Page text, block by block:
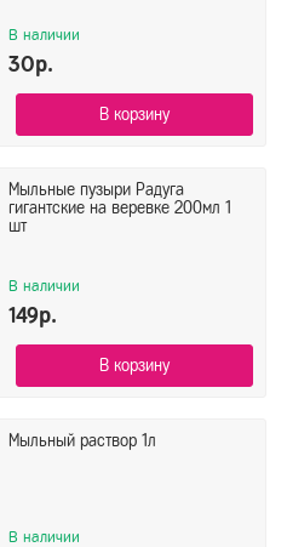
В наличии
30р.
В корзину
Мыльные пузыри Радуга
гигантские на веревке 200мл 1
шт
В наличии
149р.
В корзину
Мыльный раствор 1л
В наличии